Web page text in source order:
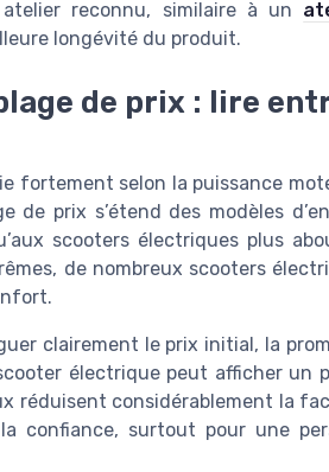
reconnu, similaire à un
longévité du produit.
de prix : lire
fortement selon la puissance
de prix s’étend des modèles
scooters électriques plus
de nombreux scooters
clairement le prix initial, la
électrique peut afficher un
réduisent considérablement la
confiance, surtout pour une